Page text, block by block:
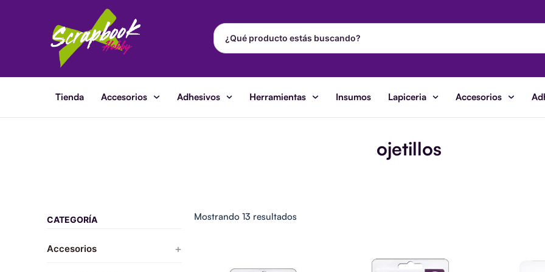
contenido
Tienda Accesorios Adhesivos Herramientas Insumos Lapiceria Accesorios
ojetillos
CATEGORÍA
Accesorios +
Mostrando 13 resultados
Eyelets
Eyelets